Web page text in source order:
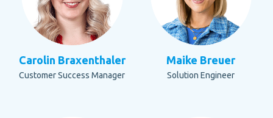
Carolin Braxenthaler
Customer Success Manager
Maike Breuer
Solution Engineer